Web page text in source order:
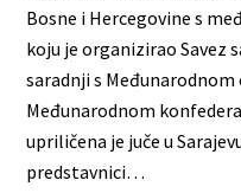
Bosne i Hercegovine s
koju je organizirao Savez
saradnji s
Međunarodnom
upriličena je juče u
predstavnici…